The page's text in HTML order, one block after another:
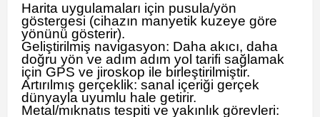
Harita uygulamaları için pusula/yön
göstergesi (cihazın manyetik kuzeye göre
yönünü gösterir).
Geliştirilmiş navigasyon: Daha akıcı, daha
doğru yön ve adım adım yol tarifi sağlamak
için GPS ve jiroskop ile birleştirilmiştir.
Artırılmış gerçeklik: sanal içeriği gerçek
dünyayla uyumlu hale getirir.
Metal/mıknatıs tespiti ve yakınlık görevleri: